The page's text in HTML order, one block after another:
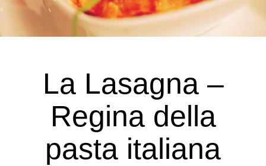
La Lasagna –
Regina della
pasta italiana